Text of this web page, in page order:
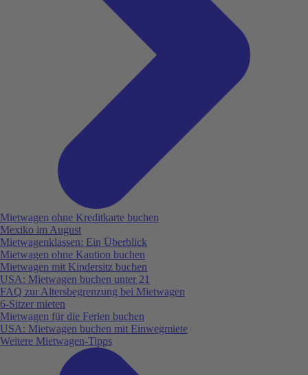
Mietwagen ohne Kreditkarte buchen
Mexiko im August
Mietwagenklassen: Ein Überblick
Mietwagen ohne Kaution buchen
Mietwagen mit Kindersitz buchen
USA: Mietwagen buchen unter 21
FAQ zur Altersbegrenzung bei Mietwagen
6-Sitzer mieten
Mietwagen für die Ferien buchen
USA: Mietwagen buchen mit Einwegmiete
Weitere Mietwagen-Tipps